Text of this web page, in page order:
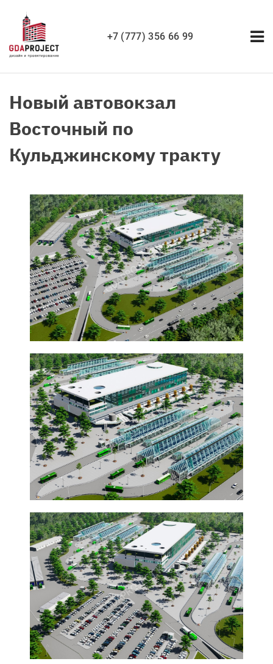
+7 (777) 356 66 99
Новый автовокзал
Восточный по
Кульджинскому тракту